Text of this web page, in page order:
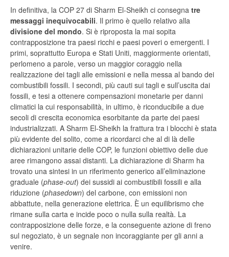
In definitiva, la COP 27 di Sharm El-Sheikh ci consegna tre
messaggi inequivocabili. Il primo è quello relativo alla
divisione del mondo. Si è riproposta la mai sopita
contrapposizione tra paesi ricchi e paesi poveri o emergenti. I
primi, soprattutto Europa e Stati Uniti, maggiormente orientati,
perlomeno a parole, verso un maggior coraggio nella
realizzazione dei tagli alle emissioni e nella messa al bando dei
combustibili fossili. I secondi, più cauti sui tagli e sull’uscita dai
fossili, e tesi a ottenere compensazioni monetarie per danni
climatici la cui responsabilità, in ultimo, è riconducibile a due
secoli di crescita economica esorbitante da parte dei paesi
industrializzati. A Sharm El-Sheikh la frattura tra i blocchi è stata
più evidente del solito, come a ricordarci che al di là delle
dichiarazioni unitarie delle COP, le funzioni obiettivo delle due
aree rimangono assai distanti. La dichiarazione di Sharm ha
trovato una sintesi in un riferimento generico all’eliminazione
graduale (phase-out) dei sussidi ai combustibili fossili e alla
riduzione (phasedown) del carbone, con emissioni non
abbattute, nella generazione elettrica. È un equilibrismo che
rimane sulla carta e incide poco o nulla sulla realtà. La
contrapposizione delle forze, e la conseguente azione di freno
sul negoziato, è un segnale non incoraggiante per gli anni a
venire.